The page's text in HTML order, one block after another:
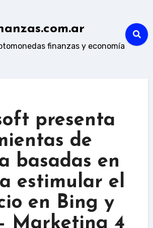
finanzas y economía
presenta
de
basadas en
estimular el
en Bing y
Marketing 4